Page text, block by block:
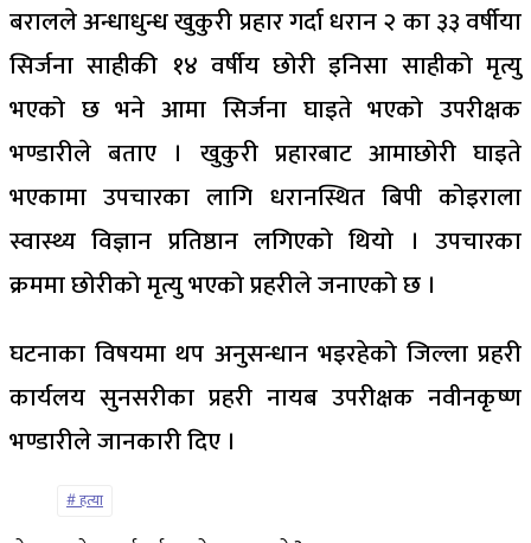
बरालले अन्धाधुन्ध खुकुरी प्रहार गर्दा धरान २ का ३३ वर्षीया
सिर्जना साहीकी १४ वर्षीय छोरी इनिसा साहीको मृत्यु
भएको छ भने आमा सिर्जना घाइते भएको उपरीक्षक
भण्डारीले बताए । खुकुरी प्रहारबाट आमाछोरी घाइते
भएकामा उपचारका लागि धरानस्थित बिपी कोइराला
स्वास्थ्य विज्ञान प्रतिष्ठान लगिएको थियो । उपचारका
क्रममा छोरीको मृत्यु भएको प्रहरीले जनाएको छ ।
घटनाका विषयमा थप अनुसन्धान भइरहेको जिल्ला प्रहरी
कार्यलय सुनसरीका प्रहरी नायब उपरीक्षक नवीनकृष्ण
भण्डारीले जानकारी दिए ।
हत्या